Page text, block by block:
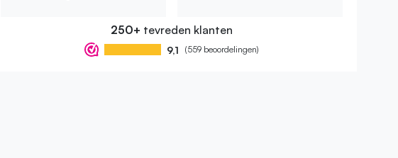
250+ tevreden klanten
9,1 (559 beoordelingen)